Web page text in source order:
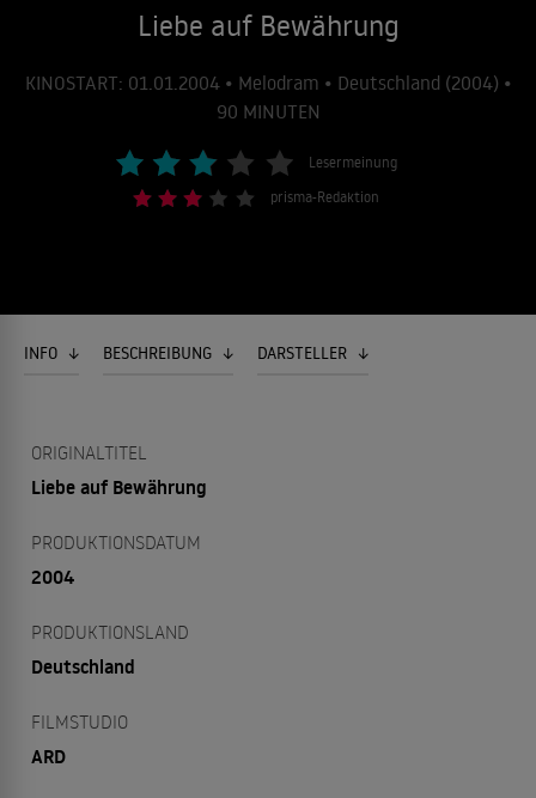
Liebe auf Bewährung
KINOSTART: 01.01.2004 • Melodram • Deutschland (2004) •
90 MINUTEN
Lesermeinung
prisma-Redaktion
INFO BESCHREIBUNG DARSTELLER
ORIGINALTITEL
Liebe auf Bewährung
PRODUKTIONSDATUM
2004
PRODUKTIONSLAND
Deutschland
FILMSTUDIO
ARD